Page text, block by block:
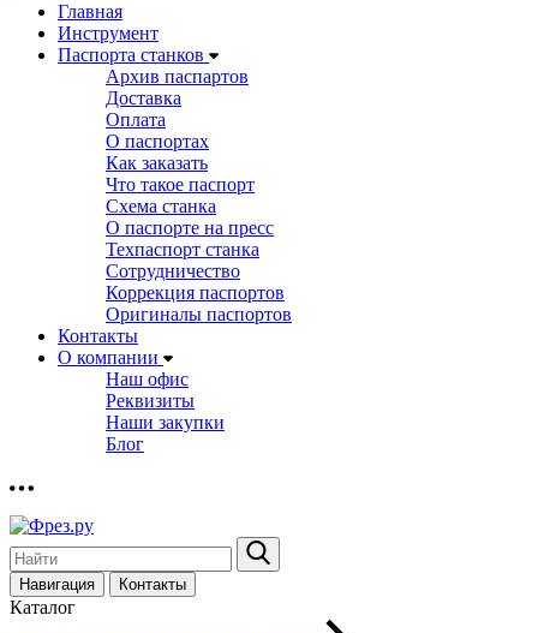
Главная
Инструмент
Паспорта станков
Архив паспартов
Доставка
Оплата
О паспортах
Как заказать
Что такое паспорт
Схема станка
О паспорте на пресс
Техпаспорт станка
Сотрудничество
Коррекция паспортов
Оригиналы паспортов
Контакты
О компании
Наш офис
Реквизиты
Наши закупки
Блог
Навигация Контакты
Каталог